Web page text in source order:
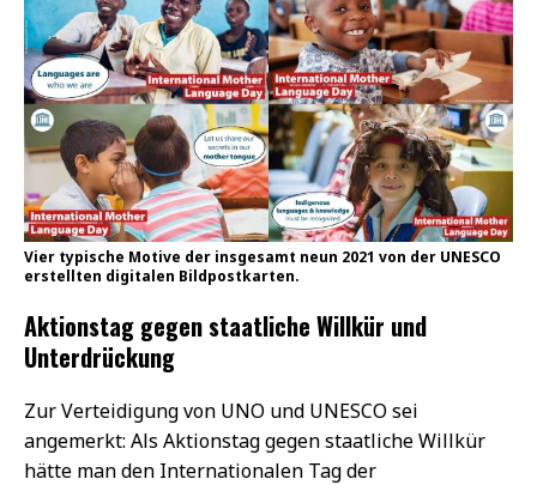
Vier typische Motive der insgesamt neun 2021 von der UNESCO
erstellten digitalen Bildpostkarten.
Aktionstag gegen staatliche Willkür und
Unterdrückung
Zur Verteidigung von UNO und UNESCO sei
angemerkt: Als Aktionstag gegen staatliche Willkür
hätte man den Internationalen Tag der